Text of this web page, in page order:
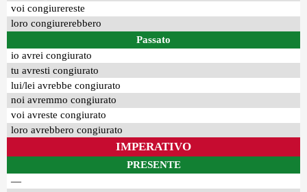
voi congiurereste
loro congiurerebbero
Passato
io avrei congiurato
tu avresti congiurato
lui/lei avrebbe congiurato
noi avremmo congiurato
voi avreste congiurato
loro avrebbero congiurato
IMPERATIVO
PRESENTE
—